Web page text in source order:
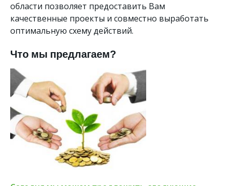
области позволяет предоставить Вам
качественные проекты и совместно выработать
оптимальную схему действий.
Что мы предлагаем?